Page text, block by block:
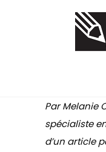
Par Melanie
spécialiste
d’un article